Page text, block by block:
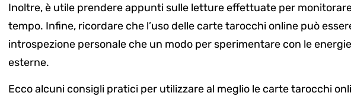
Inoltre, è utile prendere appunti sulle letture effettuate per
tempo. Infine, ricordare che l’uso delle carte tarocchi online può
introspezione personale che un modo per sperimentare con le
esterne.
Ecco alcuni consigli pratici per utilizzare al meglio le carte tarocchi